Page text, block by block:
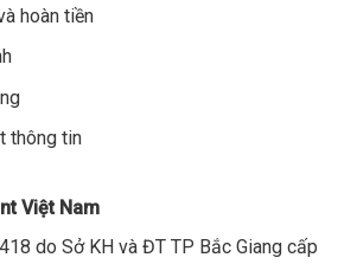
hoàn tiền
thông tin
Việt Nam
do Sở KH và ĐT TP Bắc Giang cấp